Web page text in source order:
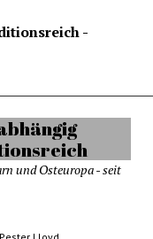
-
und Osteuropa - seit